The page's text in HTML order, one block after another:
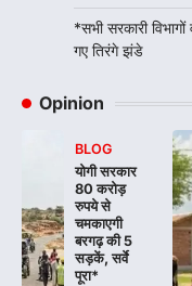
*सभी सरकारी
गए तिरंगे झंडे
Opinion
BLOG
योगी सरकार
80 करोड़
रुपये से
चमकाएगी
बरगढ़ की 5
सड़कें, सर्वे
पूरा*